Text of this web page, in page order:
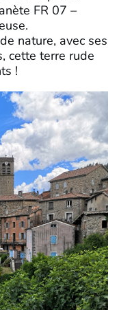
FR 07 –
nature, avec ses
cette terre rude
!